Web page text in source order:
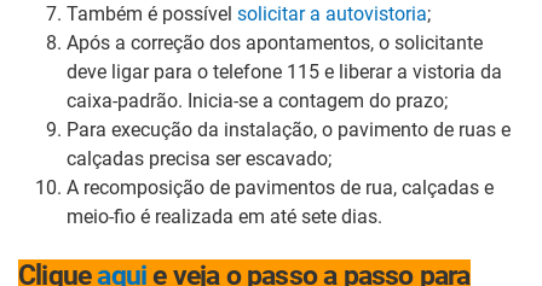
Também é possível solicitar a autovistoria;
Após a correção dos apontamentos, o solicitante
deve ligar para o telefone 115 e liberar a vistoria da
caixa-padrão. Inicia-se a contagem do prazo;
Para execução da instalação, o pavimento de ruas e
calçadas precisa ser escavado;
A recomposição de pavimentos de rua, calçadas e
meio-fio é realizada em até sete dias.
Cliqueaquie veja o passo a passo para